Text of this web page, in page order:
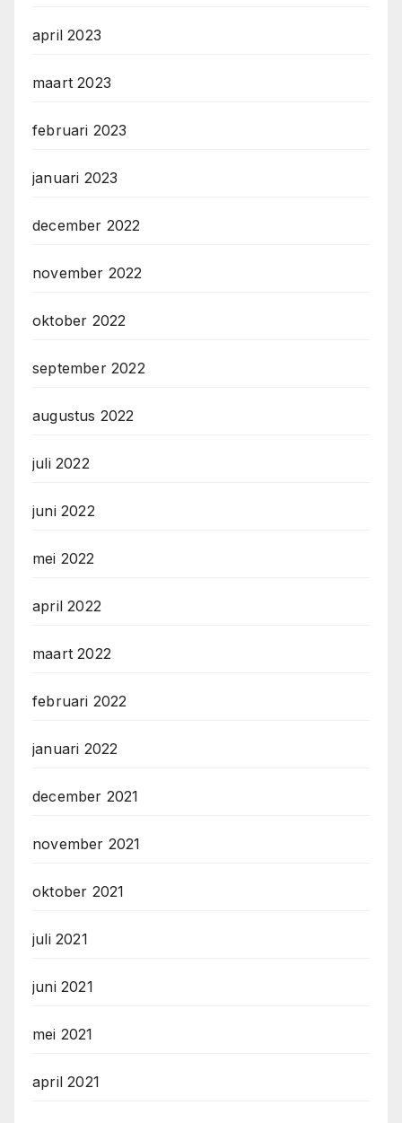
april 2023
maart 2023
februari 2023
januari 2023
december 2022
november 2022
oktober 2022
september 2022
augustus 2022
juli 2022
juni 2022
mei 2022
april 2022
maart 2022
februari 2022
januari 2022
december 2021
november 2021
oktober 2021
juli 2021
juni 2021
mei 2021
april 2021